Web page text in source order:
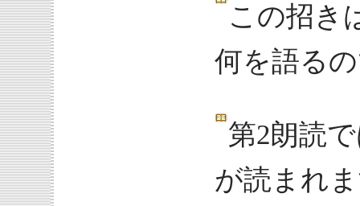
この招き
何を語る
第2朗読
が読まれ